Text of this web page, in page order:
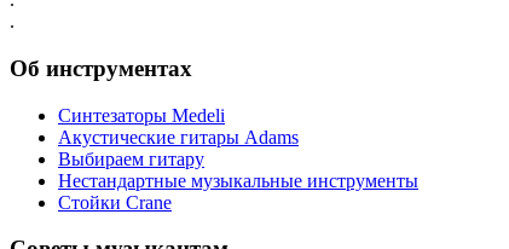
.
Об инструментах
Синтезаторы Мedeli
Акустические гитары Adams
Выбираем гитару
Нестандартные музыкальные инструменты
Стойки Crane